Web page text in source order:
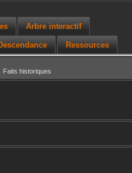
Arbre interactif
Ressources
Faits historiques